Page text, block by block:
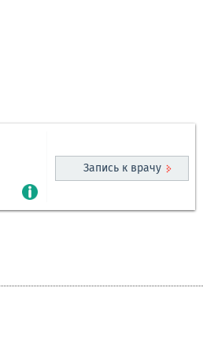
Запись к врачу